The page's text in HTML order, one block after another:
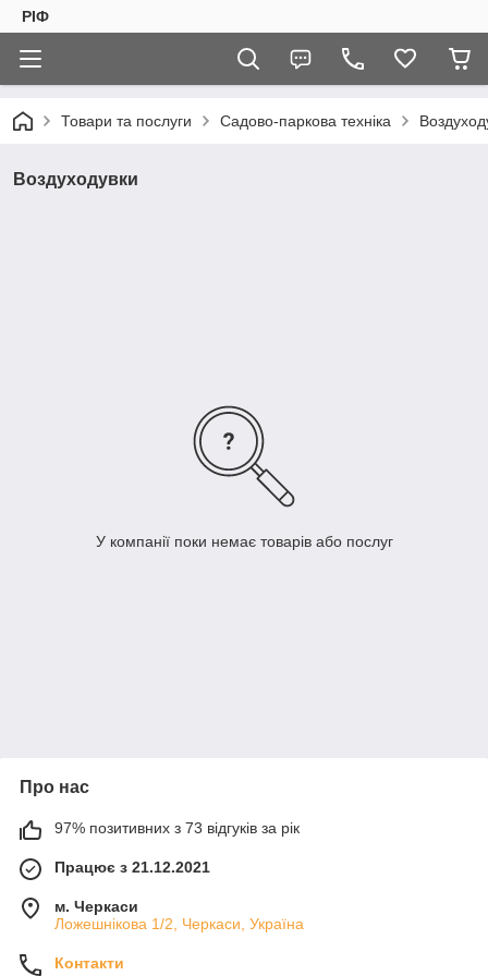
РІФ
Товари та послуги Садово-паркова техніка
Воздуходувки
У компанії поки немає товарів або послуг
Про нас
97% позитивних з 73 відгуків за рік
Працює з 21.12.2021
м. Черкаси
Ложешнікова 1/2, Черкаси, Україна
Контакти